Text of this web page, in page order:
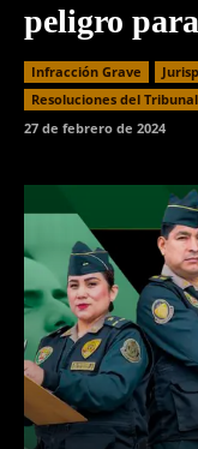
peligro
Infracción Grave
Resoluciones del
27 de febrero de 2024